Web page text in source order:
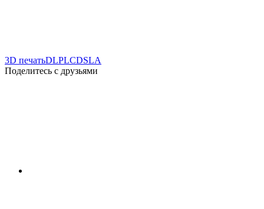
3D печатьDLPLCDSLA
Поделитесь с друзьями